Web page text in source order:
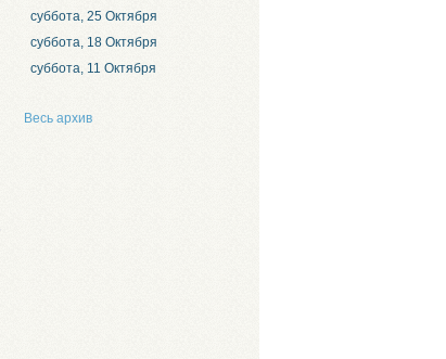
суббота, 25 Октября
суббота, 18 Октября
суббота, 11 Октября
Весь архив